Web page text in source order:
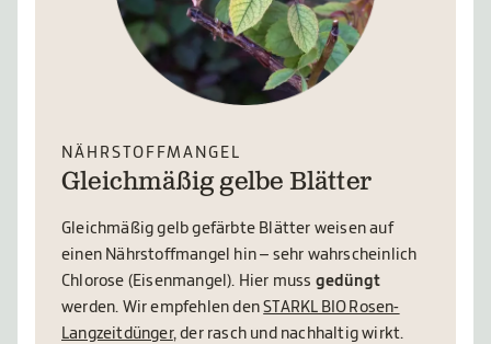
NÄHRSTOFFMANGEL
Gleichmäßig gelbe Blätter
Gleichmäßig gelb gefärbte Blätter weisen auf
einen Nährstoffmangel hin – sehr wahrscheinlich
Chlorose (Eisenmangel). Hier muss gedüngt
werden. Wir empfehlen denSTARKL BIO Rosen-
Langzeitdünger, der rasch und nachhaltig wirkt.